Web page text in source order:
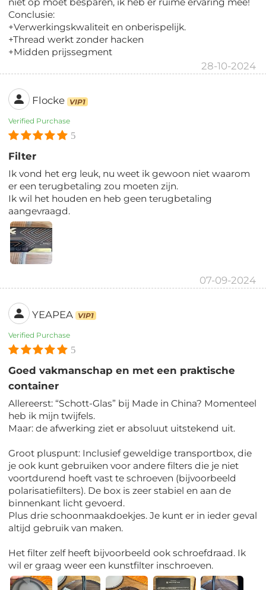
Conclusie:
+Verwerkingskwaliteit en onberispelijk.
+Thread werkt zonder hacken
+Midden prijssegment
28-10-2024
Flocke VIP1
Verified Purchase
5
Filter
Ik vond het erg leuk, nu weet ik gewoon niet waarom
er een terugbetaling zou moeten zijn.
Ik wil het houden en heb geen terugbetaling
aangevraagd.
07-09-2024
YEAPEA VIP1
Verified Purchase
5
Goed vakmanschap en met een praktische
container
Allereerst: “Schott-Glas” bij Made in China? Momenteel
heb ik mijn twijfels.
Maar: de afwerking ziet er absoluut uitstekend uit.
Groot pluspunt: Inclusief geweldige transportbox, die
je ook kunt gebruiken voor andere filters die je niet
voortdurend hoeft vast te schroeven (bijvoorbeeld
polarisatiefilters). De box is zeer stabiel en aan de
binnenkant licht gevoerd.
Plus drie schoonmaakdoekjes. Je kunt er in ieder geval
altijd gebruik van maken.
Het filter zelf heeft bijvoorbeeld ook schroefdraad. Ik
wil er graag weer een kunstfilter inschroeven.